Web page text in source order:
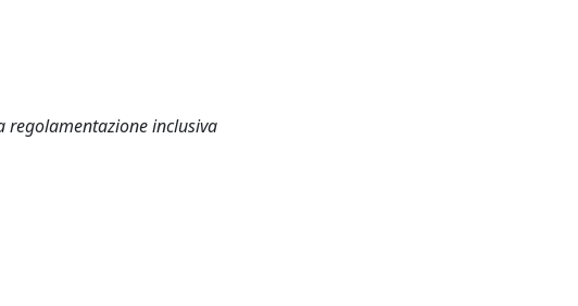
regolamentazione inclusiva